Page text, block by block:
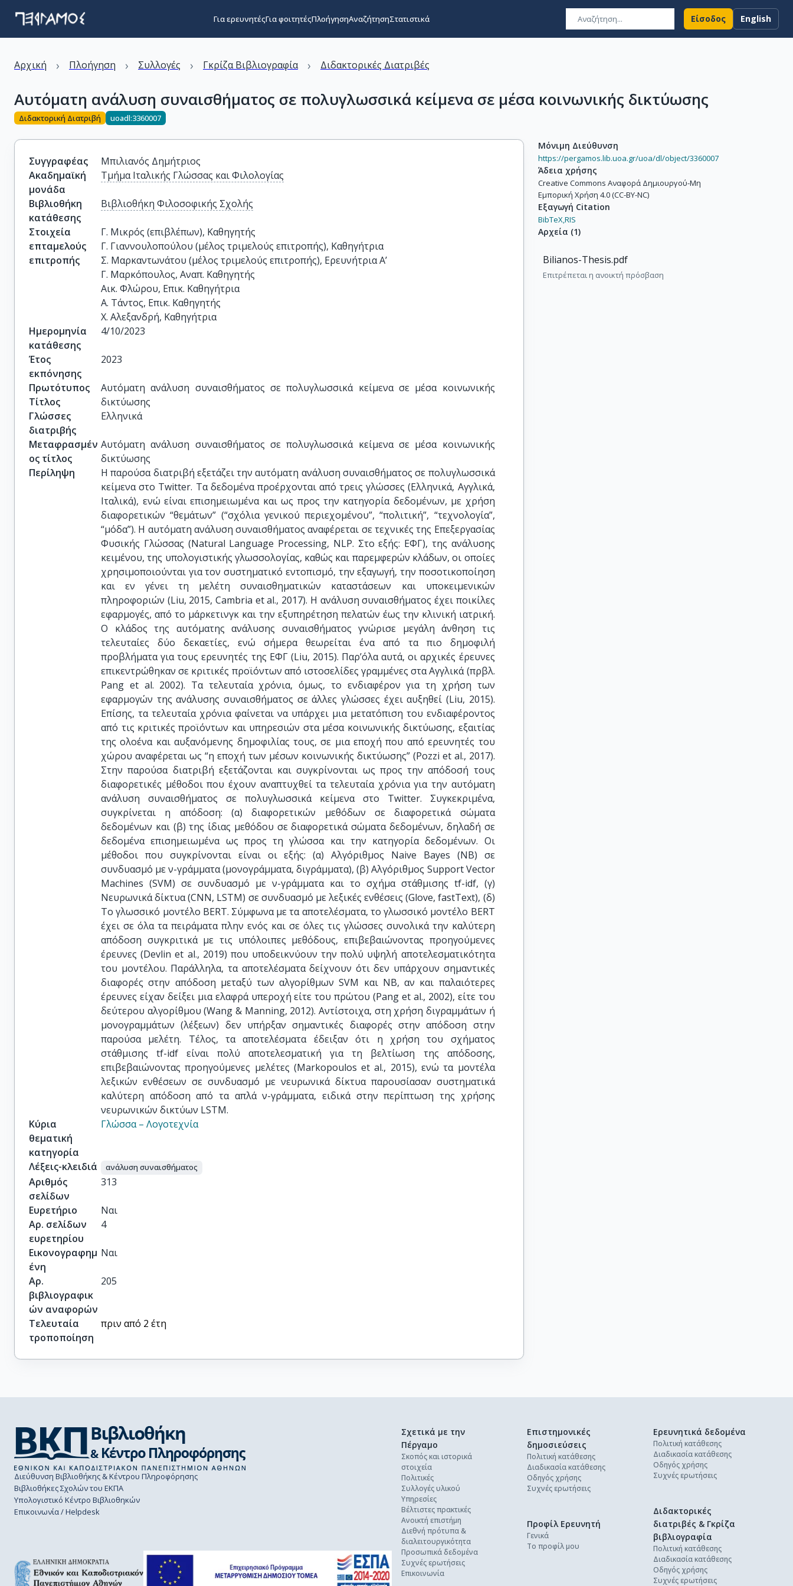
Για ερευνητέςΓια φοιτητέςΠλοήγησηΑναζήτησηΣτατιστικά Είσοδος English
Αρχική › Πλοήγηση › Συλλογές › Γκρίζα Βιβλιογραφία › Διδακτορικές Διατριβές
Αυτόματη ανάλυση συναισθήματος σε πολυγλωσσικά κείμενα σε μέσα κοινωνικής δικτύωσης
Διδακτορική Διατριβή uoadl:3360007
Συγγραφέας
Μπιλιανός Δημήτριος
Ακαδημαϊκή
μονάδα
Τμήμα Ιταλικής Γλώσσας και Φιλολογίας
Βιβλιοθήκη
κατάθεσης
Βιβλιοθήκη Φιλοσοφικής Σχολής
Στοιχεία
επταμελούς
επιτροπής
Γ. Μικρός (επιβλέπων), Καθηγητής
Γ. Γιαννουλοπούλου (μέλος τριμελούς επιτροπής), Καθηγήτρια
Σ. Μαρκαντωνάτου (μέλος τριμελούς επιτροπής), Ερευνήτρια Α’
Γ. Μαρκόπουλος, Αναπ. Καθηγητής
Αικ. Φλώρου, Επικ. Καθηγήτρια
Α. Τάντος, Επικ. Καθηγητής
Χ. Αλεξανδρή, Καθηγήτρια
Ημερομηνία
κατάθεσης
4/10/2023
Έτος
εκπόνησης
2023
Πρωτότυπος
Τίτλος
Αυτόματη ανάλυση συναισθήματος σε πολυγλωσσικά κείμενα σε μέσα κοινωνικής
δικτύωσης
Γλώσσες
διατριβής
Ελληνικά
Μεταφρασμέν
ος τίτλος
Αυτόματη ανάλυση συναισθήματος σε πολυγλωσσικά κείμενα σε μέσα κοινωνικής
δικτύωσης
Περίληψη
Η παρούσα διατριβή εξετάζει την αυτόματη ανάλυση συναισθήματος σε πολυγλωσσικά
κείμενα στο Twitter. Τα δεδομένα προέρχονται από τρεις γλώσσες (Ελληνικά, Αγγλικά,
Ιταλικά), ενώ είναι επισημειωμένα και ως προς την κατηγορία δεδομένων, με χρήση
διαφορετικών “θεμάτων” (“σχόλια γενικού περιεχομένου”, “πολιτική”, “τεχνολογία”,
“μόδα”). Η αυτόματη ανάλυση συναισθήματος αναφέρεται σε τεχνικές της Επεξεργασίας
Φυσικής Γλώσσας (Natural Language Processing, NLP. Στο εξής: ΕΦΓ), της ανάλυσης
κειμένου, της υπολογιστικής γλωσσολογίας, καθώς και παρεμφερών κλάδων, οι οποίες
χρησιμοποιούνται για τον συστηματικό εντοπισμό, την εξαγωγή, την ποσοτικοποίηση
και εν γένει τη μελέτη συναισθηματικών καταστάσεων και υποκειμενικών
πληροφοριών (Liu, 2015, Cambria et al., 2017). Η ανάλυση συναισθήματος έχει ποικίλες
εφαρμογές, από το μάρκετινγκ και την εξυπηρέτηση πελατών έως την κλινική ιατρική.
Ο κλάδος της αυτόματης ανάλυσης συναισθήματος γνώρισε μεγάλη άνθηση τις
τελευταίες δύο δεκαετίες, ενώ σήμερα θεωρείται ένα από τα πιο δημοφιλή
προβλήματα για τους ερευνητές της ΕΦΓ (Liu, 2015). Παρ’όλα αυτά, οι αρχικές έρευνες
επικεντρώθηκαν σε κριτικές προϊόντων από ιστοσελίδες γραμμένες στα Αγγλικά (πρβλ.
Pang et al. 2002). Τα τελευταία χρόνια, όμως, το ενδιαφέρον για τη χρήση των
εφαρμογών της ανάλυσης συναισθήματος σε άλλες γλώσσες έχει αυξηθεί (Liu, 2015).
Επίσης, τα τελευταία χρόνια φαίνεται να υπάρχει μια μετατόπιση του ενδιαφέροντος
από τις κριτικές προϊόντων και υπηρεσιών στα μέσα κοινωνικής δικτύωσης, εξαιτίας
της ολοένα και αυξανόμενης δημοφιλίας τους, σε μια εποχή που από ερευνητές του
χώρου αναφέρεται ως “η εποχή των μέσων κοινωνικής δικτύωσης” (Pozzi et al., 2017).
Στην παρούσα διατριβή εξετάζονται και συγκρίνονται ως προς την απόδοσή τους
διαφορετικές μέθοδοι που έχουν αναπτυχθεί τα τελευταία χρόνια για την αυτόματη
ανάλυση συναισθήματος σε πολυγλωσσικά κείμενα στο Twitter. Συγκεκριμένα,
συγκρίνεται η απόδοση: (α) διαφορετικών μεθόδων σε διαφορετικά σώματα
δεδομένων και (β) της ίδιας μεθόδου σε διαφορετικά σώματα δεδομένων, δηλαδή σε
δεδομένα επισημειωμένα ως προς τη γλώσσα και την κατηγορία δεδομένων. Οι
μέθοδοι που συγκρίνονται είναι οι εξής: (α) Αλγόριθμος Naive Bayes (NB) σε
συνδυασμό με ν-γράμματα (μονογράμματα, διγράμματα), (β) Αλγόριθμος Support Vector
Machines (SVM) σε συνδυασμό με ν-γράμματα και το σχήμα στάθμισης tf-idf, (γ)
Νευρωνικά δίκτυα (CNN, LSTM) σε συνδυασμό με λεξικές ενθέσεις (Glove, fastText), (δ)
Το γλωσσικό μοντέλο BERT. Σύμφωνα με τα αποτελέσματα, το γλωσσικό μοντέλο BERT
έχει σε όλα τα πειράματα πλην ενός και σε όλες τις γλώσσες συνολικά την καλύτερη
απόδοση συγκριτικά με τις υπόλοιπες μεθόδους, επιβεβαιώνοντας προηγούμενες
έρευνες (Devlin et al., 2019) που υποδεικνύουν την πολύ υψηλή αποτελεσματικότητα
του μοντέλου. Παράλληλα, τα αποτελέσματα δείχνουν ότι δεν υπάρχουν σημαντικές
διαφορές στην απόδοση μεταξύ των αλγορίθμων SVM και NB, αν και παλαιότερες
έρευνες είχαν δείξει μια ελαφρά υπεροχή είτε του πρώτου (Pang et al., 2002), είτε του
δεύτερου αλγορίθμου (Wang & Manning, 2012). Aντίστοιχα, στη χρήση διγραμμάτων ή
μονογραμμάτων (λέξεων) δεν υπήρξαν σημαντικές διαφορές στην απόδοση στην
παρούσα μελέτη. Τέλος, τα αποτελέσματα έδειξαν ότι η χρήση του σχήματος
στάθμισης tf-idf είναι πολύ αποτελεσματική για τη βελτίωση της απόδοσης,
επιβεβαιώνοντας προηγούμενες μελέτες (Markopoulos et al., 2015), ενώ τα μοντέλα
λεξικών ενθέσεων σε συνδυασμό με νευρωνικά δίκτυα παρουσίασαν συστηματικά
καλύτερη απόδοση από τα απλά ν-γράμματα, ειδικά στην περίπτωση της χρήσης
νευρωνικών δικτύων LSTM.
Κύρια
θεματική
κατηγορία
Γλώσσα – Λογοτεχνία
Λέξεις-κλειδιά ανάλυση συναισθήματος
Αριθμός
σελίδων
313
Ευρετήριο
Ναι
Αρ. σελίδων
ευρετηρίου
4
Εικονογραφημ
ένη
Ναι
Αρ.
βιβλιογραφικ
ών αναφορών
205
Τελευταία
τροποποίηση
πριν από 2 έτη
Μόνιμη Διεύθυνση
https://pergamos.lib.uoa.gr/uoa/dl/object/3360007
Άδεια χρήσης
Creative Commons Αναφορά Δημιουργού-Μη
Εμπορική Χρήση 4.0 (CC-BY-NC)
Εξαγωγή Citation
BibTeX,RIS
Αρχεία (1)
Bilianos-Thesis.pdf
Επιτρέπεται η ανοικτή πρόσβαση
Διεύθυνση Βιβλιοθήκης & Κέντρου Πληροφόρησης
Βιβλιοθήκες Σχολών του ΕΚΠΑ
Υπολογιστικό Κέντρο Βιβλιοθηκών
Επικοινωνία / Helpdesk
Σχετικά με την
Πέργαμο
Σκοπός και ιστορικά
στοιχεία
Πολιτικές
Συλλογές υλικού
Υπηρεσίες
Βέλτιστες πρακτικές
Ανοικτή επιστήμη
Διεθνή πρότυπα &
διαλειτουργικότητα
Προσωπικά δεδομένα
Συχνές ερωτήσεις
Επικοινωνία
Επιστημονικές
δημοσιεύσεις
Πολιτική κατάθεσης
Διαδικασία κατάθεσης
Οδηγός χρήσης
Συχνές ερωτήσεις
Ερευνητικά δεδομένα
Πολιτική κατάθεσης
Διαδικασία κατάθεσης
Οδηγός χρήσης
Συχνές ερωτήσεις
Διδακτορικές
διατριβές & Γκρίζα
βιβλιογραφία
Πολιτική κατάθεσης
Διαδικασία κατάθεσης
Οδηγός χρήσης
Συχνές ερωτήσεις
Προφίλ Ερευνητή
Γενικά
Το προφίλ μου